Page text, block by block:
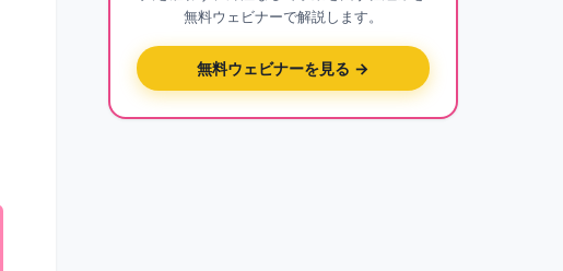
無料ウェビナーで解説します。
無料ウェビナーを見る →